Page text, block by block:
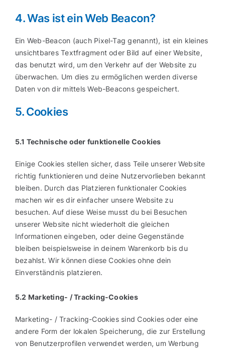
4. Was ist ein Web Beacon?
Ein Web-Beacon (auch Pixel-Tag genannt), ist ein kleines
unsichtbares Textfragment oder Bild auf einer Website,
das benutzt wird, um den Verkehr auf der Website zu
überwachen. Um dies zu ermöglichen werden diverse
Daten von dir mittels Web-Beacons gespeichert.
5. Cookies
5.1 Technische oder funktionelle Cookies
Einige Cookies stellen sicher, dass Teile unserer Website
richtig funktionieren und deine Nutzervorlieben bekannt
bleiben. Durch das Platzieren funktionaler Cookies
machen wir es dir einfacher unsere Website zu
besuchen. Auf diese Weise musst du bei Besuchen
unserer Website nicht wiederholt die gleichen
Informationen eingeben, oder deine Gegenstände
bleiben beispielsweise in deinem Warenkorb bis du
bezahlst. Wir können diese Cookies ohne dein
Einverständnis platzieren.
5.2 Marketing- / Tracking-Cookies
Marketing- / Tracking-Cookies sind Cookies oder eine
andere Form der lokalen Speicherung, die zur Erstellung
von Benutzerprofilen verwendet werden, um Werbung